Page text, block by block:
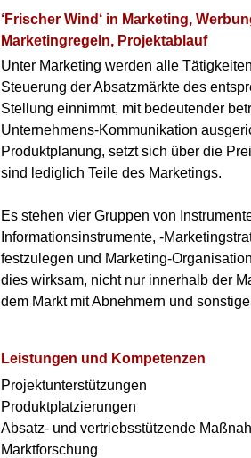
‘Frischer Wind‘ in Marketing,
Marketingregeln, Projektablauf
Unter Marketing werden alle
Steuerung der Absatzmärkte des
Stellung einnimmt, mit bedeutender
Unternehmens-Kommunikation
Produktplanung, setzt sich über die
sind lediglich Teile des Marketings.
Es stehen vier Gruppen von
Informationsinstrumente, -
festzulegen und Marketing-
dies wirksam, nicht nur innerhalb der
dem Markt mit Abnehmern und
Leistungen und Kompetenzen
Projektunterstützungen
Produktplatzierungen
Absatz- und vertriebsstützende
Marktforschung